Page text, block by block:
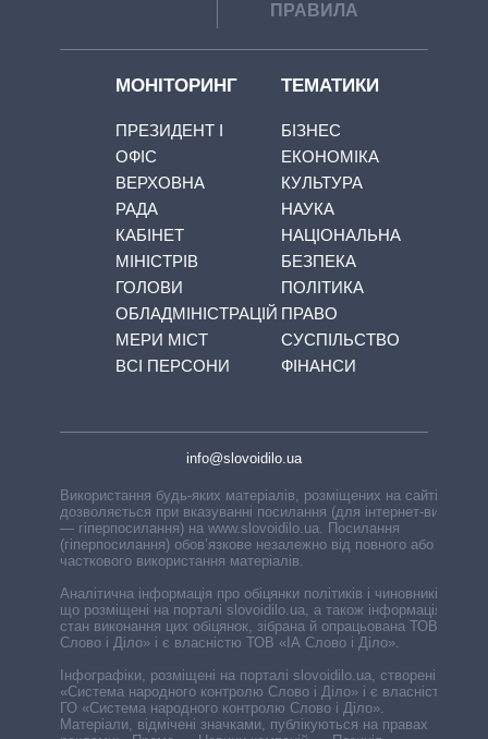
ПРАВИЛА
МОНІТОРИНГ
ПРЕЗИДЕНТ І
ОФІС
ВЕРХОВНА
РАДА
КАБІНЕТ
МІНІСТРІВ
ГОЛОВИ
ОБЛАДМІНІСТРАЦІЙ
МЕРИ МІСТ
ВСІ ПЕРСОНИ
ТЕМАТИКИ
БІЗНЕС
ЕКОНОМІКА
КУЛЬТУРА
НАУКА
НАЦІОНАЛЬНА
БЕЗПЕКА
ПОЛІТИКА
ПРАВО
СУСПІЛЬСТВО
ФІНАНСИ
info@slovoidilo.ua
Використання будь-яких матеріалів, розміщених на сайті,
дозволяється при вказуванні посилання (для інтернет-видань
— гіперпосилання) на www.slovoidilo.ua. Посилання
(гіперпосилання) обов’язкове незалежно від повного або
часткового використання матеріалів.
Аналітична інформація про обіцянки політиків і чиновників,
що розміщені на порталі slovoidilo.ua, а також інформація про
стан виконання цих обіцянок, зібрана й опрацьована ТОВ «ІА
Слово і Діло» і є власністю ТОВ «ІА Слово і Діло».
Інфографіки, розміщені на порталі slovoidilo.ua, створені ГО
«Система народного контролю Слово і Діло» і є власністю
ГО «Система народного контролю Слово і Діло».
Матеріали, відмічені значками, публікуються на правах